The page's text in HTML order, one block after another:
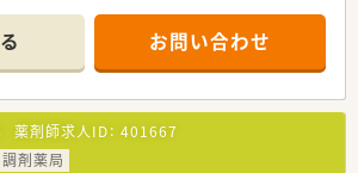
も行っていらっしゃいます。お問い合わせ
薬剤師求人ID： 401667
調剤薬局